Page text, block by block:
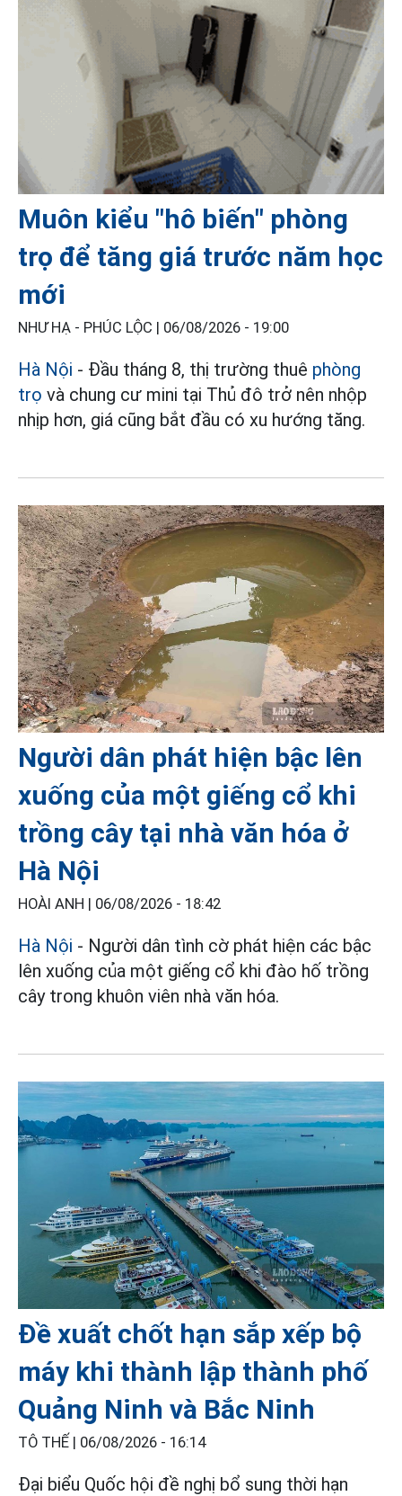
Muôn kiểu "hô biến" phòng
trọ để tăng giá trước năm học
mới
NHƯ HẠ - PHÚC LỘC | 06/08/2026 - 19:00
Hà Nội - Đầu tháng 8, thị trường thuê phòng
trọ và chung cư mini tại Thủ đô trở nên nhộp
nhịp hơn, giá cũng bắt đầu có xu hướng tăng.
Người dân phát hiện bậc lên
xuống của một giếng cổ khi
trồng cây tại nhà văn hóa ở
Hà Nội
HOÀI ANH | 06/08/2026 - 18:42
Hà Nội - Người dân tình cờ phát hiện các bậc
lên xuống của một giếng cổ khi đào hố trồng
cây trong khuôn viên nhà văn hóa.
Đề xuất chốt hạn sắp xếp bộ
máy khi thành lập thành phố
Quảng Ninh và Bắc Ninh
TÔ THẾ | 06/08/2026 - 16:14
Đại biểu Quốc hội đề nghị bổ sung thời hạn